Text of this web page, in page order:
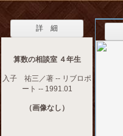
詳 細
算数の相談室 ４年生
入子 祐三／著 -- リブロポ
ート -- 1991.01
（画像なし）